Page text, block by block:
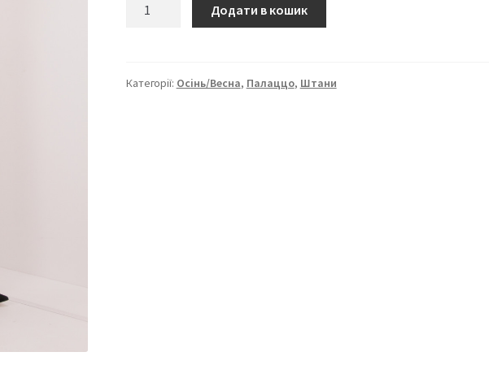
кількість
Додати в кошик
Категорії: Осінь/Весна, Палаццо, Штани